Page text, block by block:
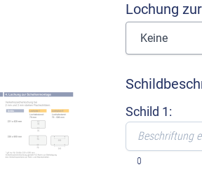
Lochung
Schild 1:
0